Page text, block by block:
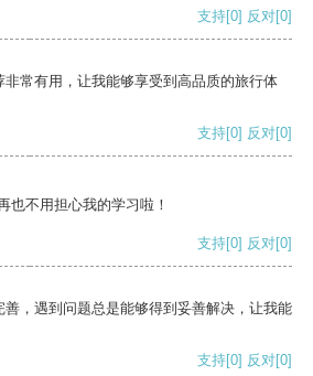
支持[0] 反对[0]
常有用，让我能够享受到高品质的旅行体
支持[0] 反对[0]
也不用担心我的学习啦！
支持[0] 反对[0]
，遇到问题总是能够得到妥善解决，让我能
支持[0] 反对[0]